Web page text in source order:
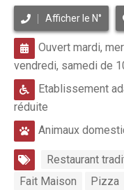
Afficher le N°
Ouvert mardi,
vendredi, samedi de
Etablissement
réduite
Animaux
Restaurant
Fait Maison
Pizza